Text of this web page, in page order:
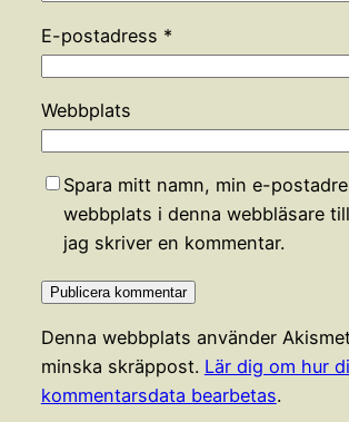
E-postadress *
Webbplats
Spara mitt namn, min e-
webbplats i denna webbläsare
jag skriver en kommentar.
Denna webbplats använder
minska skräppost. Lär dig om hur
kommentarsdata bearbetas.